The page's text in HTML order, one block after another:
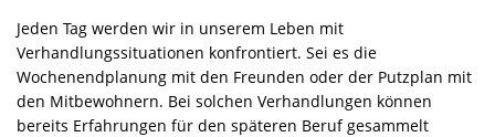
Jeden Tag werden wir in unserem Leben mit
Verhandlungssituationen konfrontiert. Sei es die
Wochenendplanung mit den Freunden oder der Putzplan mit
den Mitbewohnern. Bei solchen Verhandlungen können
bereits Erfahrungen für den späteren Beruf gesammelt